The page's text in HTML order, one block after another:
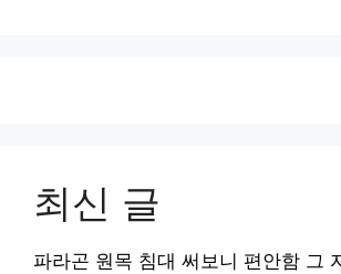
최신 글
파라곤 원목 침대 써보니 편안함 그